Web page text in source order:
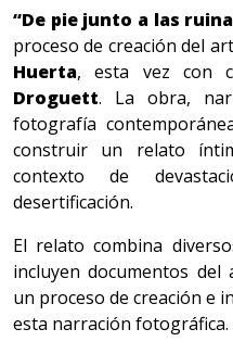
“De pie junto a las
proceso de creación del
Huerta, esta vez con
Droguett. La obra,
fotografía
construir un relato
contexto de
desertificación.
El relato combina
incluyen documentos
un proceso de creación e
esta narración fotográfica.